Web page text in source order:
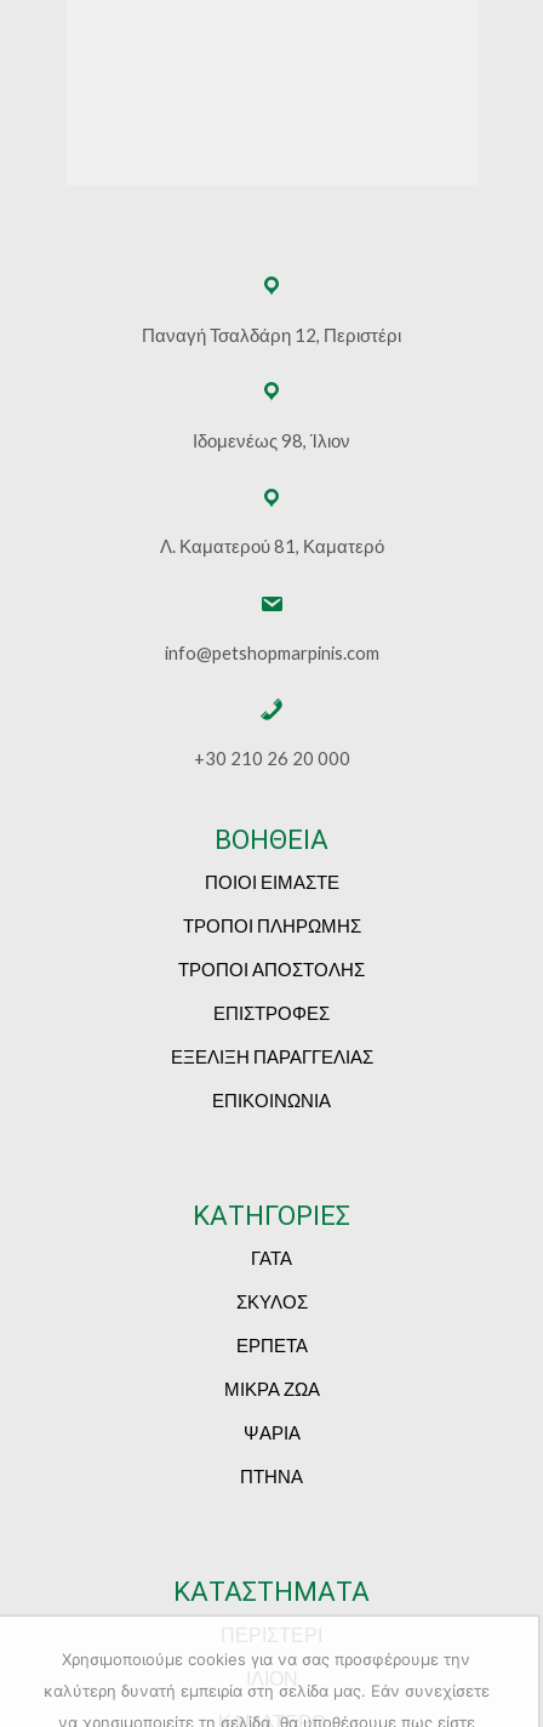
Παναγή Τσαλδάρη 12, Περιστέρι
Ιδομενέως 98, Ίλιον
Λ. Καματερού 81, Καματερό
info@petshopmarpinis.com
+30 210 26 20 000
ΒΟΗΘΕΙΑ
ΠΟΙΟΙ ΕΙΜΑΣΤΕ
ΤΡΟΠΟΙ ΠΛΗΡΩΜΗΣ
ΤΡΟΠΟΙ ΑΠΟΣΤΟΛΗΣ
ΕΠΙΣΤΡΟΦΕΣ
ΕΞΕΛΙΞΗ ΠΑΡΑΓΓΕΛΙΑΣ
ΕΠΙΚΟΙΝΩΝΙΑ
ΚΑΤΗΓΟΡΙΕΣ
ΓΑΤΑ
ΣΚΥΛΟΣ
ΕΡΠΕΤΑ
ΜΙΚΡΑ ΖΩΑ
ΨΑΡΙΑ
ΠΤΗΝΑ
ΚΑΤΑΣΤΗΜΑΤΑ
ΚΑΜΑΤΕΡΟ
Χρησιμοποιούμε cookies για να σας προσφέρουμε την
καλύτερη δυνατή εμπειρία στη σελίδα μας. Εάν συνεχίσετε
να χρησιμοποιείτε τη σελίδα, θα υποθέσουμε πως είστε